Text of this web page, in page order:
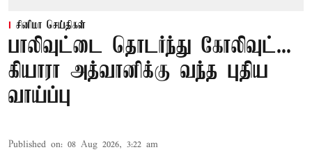
சினிமா செய்திகள்
பாலிவுட்டை தொடர்ந்து கோலிவுட்...
கியாரா அத்வானிக்கு வந்த புதிய
வாய்ப்பு
Published on: 08 Aug 2026, 3:22 am